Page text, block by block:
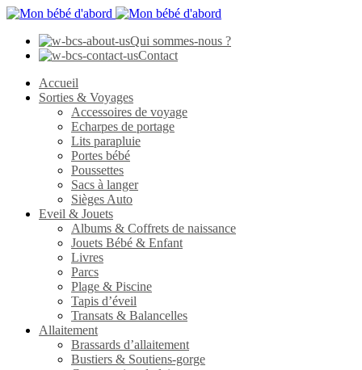
Qui sommes-nous ?
Contact
Accueil
Sorties & Voyages
Accessoires de voyage
Echarpes de portage
Lits parapluie
Portes bébé
Poussettes
Sacs à langer
Sièges Auto
Eveil & Jouets
Albums & Coffrets de naissance
Jouets Bébé & Enfant
Livres
Parcs
Plage & Piscine
Tapis d’éveil
Transats & Balancelles
Allaitement
Brassards d’allaitement
Bustiers & Soutiens-gorge